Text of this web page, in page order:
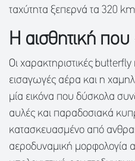
ταχύτητα ξεπερνά τα 320
Η αισθητική που
Οι χαρακτηριστικές butterfly
εισαγωγές αέρα και η
μία εικόνα που δύσκολα
αυλές και παραδοσιακά
κατασκευασμένο από
αεροδυναμική μορφολογία